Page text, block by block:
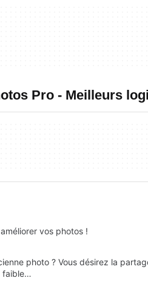
Pro - Meilleurs
vos photos !
photo ? Vous désirez la
faible…